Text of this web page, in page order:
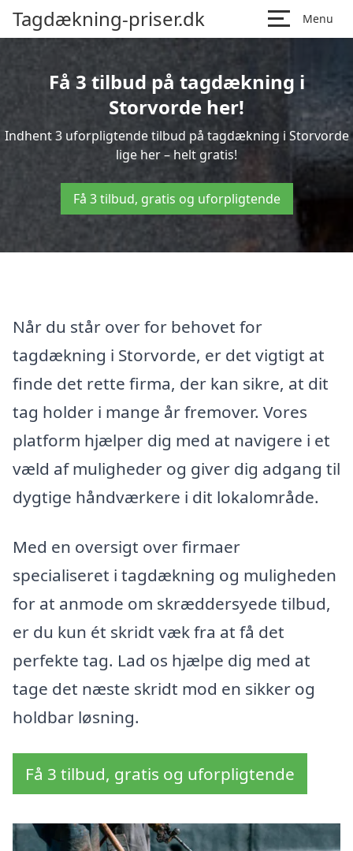
Tagdækning-priser.dk Menu
Få 3 tilbud på tagdækning i
Storvorde her!
Indhent 3 uforpligtende tilbud på tagdækning i Storvorde
lige her – helt gratis!
Få 3 tilbud, gratis og uforpligtende
Når du står over for behovet for
tagdækning i Storvorde, er det vigtigt at
finde det rette firma, der kan sikre, at dit
tag holder i mange år fremover. Vores
platform hjælper dig med at navigere i et
væld af muligheder og giver dig adgang til
dygtige håndværkere i dit lokalområde.
Med en oversigt over firmaer
specialiseret i tagdækning og muligheden
for at anmode om skræddersyede tilbud,
er du kun ét skridt væk fra at få det
perfekte tag. Lad os hjælpe dig med at
tage det næste skridt mod en sikker og
holdbar løsning.
Få 3 tilbud, gratis og uforpligtende